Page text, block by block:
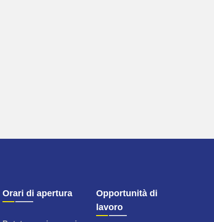
Orari di apertura
Opportunità di
lavoro